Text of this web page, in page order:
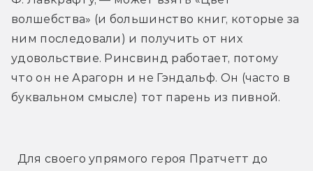
волшебства» (и большинство книг, которые за
ним последовали) и получить от них
удовольствие. Ринсвинд работает, потому
что он не Арагорн и не Гэндальф. Он (часто в
буквальном смысле) тот парень из пивной.
Для своего упрямого героя Пратчетт до